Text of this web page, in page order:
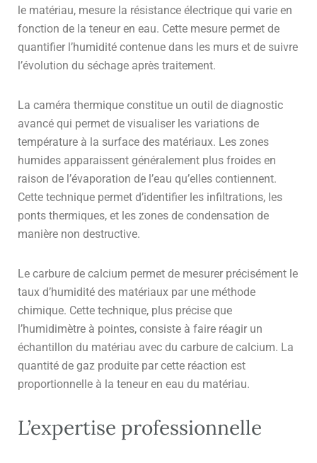
le matériau, mesure la résistance électrique qui varie en
fonction de la teneur en eau. Cette mesure permet de
quantifier l’humidité contenue dans les murs et de suivre
l’évolution du séchage après traitement.
La caméra thermique constitue un outil de diagnostic
avancé qui permet de visualiser les variations de
température à la surface des matériaux. Les zones
humides apparaissent généralement plus froides en
raison de l’évaporation de l’eau qu’elles contiennent.
Cette technique permet d’identifier les infiltrations, les
ponts thermiques, et les zones de condensation de
manière non destructive.
Le carbure de calcium permet de mesurer précisément le
taux d’humidité des matériaux par une méthode
chimique. Cette technique, plus précise que
l’humidimètre à pointes, consiste à faire réagir un
échantillon du matériau avec du carbure de calcium. La
quantité de gaz produite par cette réaction est
proportionnelle à la teneur en eau du matériau.
L’expertise professionnelle